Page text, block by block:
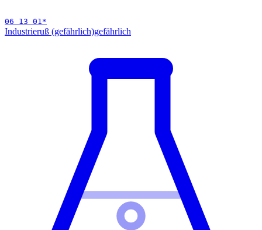
06 13 01*
Industrieruß (gefährlich)gefährlich